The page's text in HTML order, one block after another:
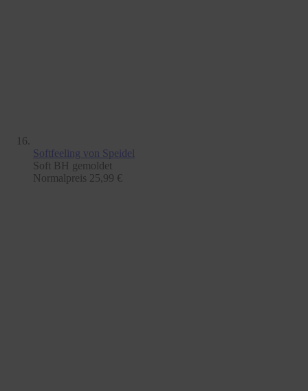
Softfeeling von Speidel
Soft BH gemoldet
Normalpreis 25,99 €